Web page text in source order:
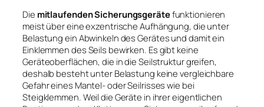
Die mitlaufenden Sicherungsgerätefunktionieren
meist über eine exzentrische Aufhängung, die unter
Belastung ein Abwinkeln des Gerätes und damit ein
Einklemmen des Seils bewirken. Es gibt keine
Geräteoberflächen, die in die Seilstruktur greifen,
deshalb besteht unter Belastung keine vergleichbare
Gefahr eines Mantel- oder Seilrisses wie bei
Steigklemmen. Weil die Geräte in ihrer eigentlichen